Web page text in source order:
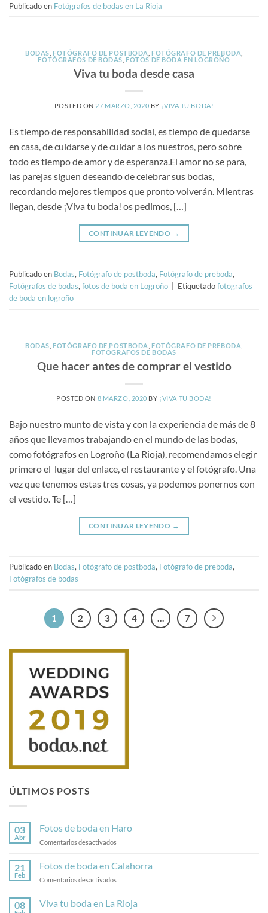
Publicado en Fotógrafos de bodas en La Rioja
BODAS ,FOTÓGRAFO DE POSTBODA ,FOTÓGRAFO DE PREBODA
FOTÓGRAFOS DE BODAS ,FOTOS DE BODA EN LOGROÑO
Viva tu boda desde casa
POSTED ON 27 MARZO, 2020 BY ¡VIVA TU BODA!
Es tiempo de responsabilidad social, es tiempo de quedarse
en casa, de cuidarse y de cuidar a los nuestros, pero sobre
todo es tiempo de amor y de esperanza.El amor no se para,
las parejas siguen deseando de celebrar sus bodas,
recordando mejores tiempos que pronto volverán. Mientras
llegan, desde ¡Viva tu boda! os pedimos, […]
CONTINUAR LEYENDO →
Publicado en Bodas, Fotógrafo de postboda, Fotógrafo de preboda,
Fotógrafos de bodas,fotos de boda en Logroño Etiquetadofotografos
de boda en logroño
BODAS ,FOTÓGRAFO DE POSTBODA ,FOTÓGRAFO DE PREBODA
FOTÓGRAFOS DE BODAS
Que hacer antes de comprar el vestido
POSTED ON 8 MARZO, 2020 BY ¡VIVA TU BODA!
Bajo nuestro munto de vista y con la experiencia de más de 8
años que llevamos trabajando en el mundo de las bodas,
como fotógrafos en Logroño (La Rioja), recomendamos elegir
primero el lugar del enlace, el restaurante y el fotógrafo. Una
vez que tenemos estas tres cosas, ya podemos ponernos con
el vestido. Te […]
CONTINUAR LEYENDO →
Publicado en Bodas, Fotógrafo de postboda, Fotógrafo de preboda,
Fotógrafos de bodas
1 2 3 4 7
ÚLTIMOS POSTS
03
Abr
Fotos de boda en Haro
Comentarios desactivados
de
boda
en
21
Feb
Fotos de boda en Calahorra
Comentarios desactivados
de
boda
08 Viva tu boda en La Rioja